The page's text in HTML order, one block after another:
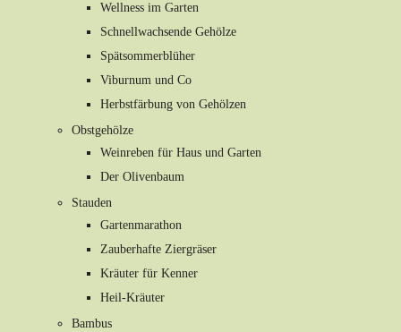
Wellness im Garten
Schnellwachsende Gehölze
Spätsommerblüher
Viburnum und Co
Herbstfärbung von Gehölzen
Obstgehölze
Weinreben für Haus und Garten
Der Olivenbaum
Stauden
Gartenmarathon
Zauberhafte Ziergräser
Kräuter für Kenner
Heil-Kräuter
Bambus